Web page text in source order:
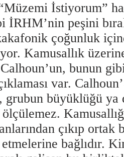
İstiyorum”
İRHM’nin peşini
çoğunluk
Kamusallık
bunun
var.
grubun büyüklüğü ya
çıkıp
bağlıdır.